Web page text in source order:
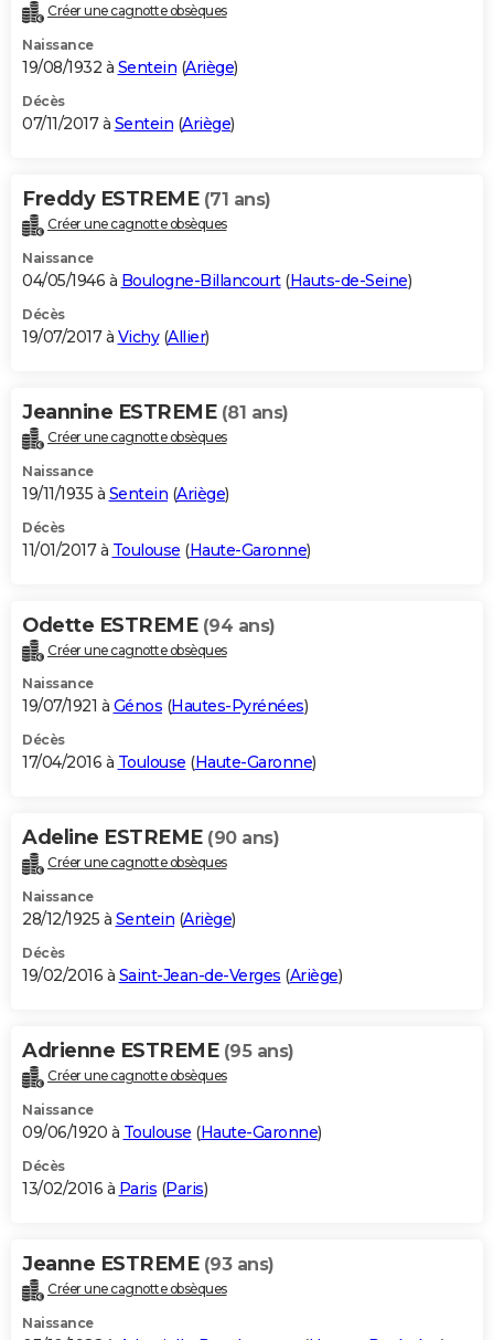
Créer une cagnotte obsèques
Naissance
19/08/1932 à Sentein (Ariège)
Décès
07/11/2017 à Sentein (Ariège)
Freddy ESTREME (71 ans)
Créer une cagnotte obsèques
Naissance
04/05/1946 à Boulogne-Billancourt(Hauts-de-Seine)
Décès
19/07/2017 à Vichy(Allier)
Jeannine ESTREME (81 ans)
Créer une cagnotte obsèques
Naissance
19/11/1935 à Sentein (Ariège)
Décès
11/01/2017 à Toulouse (Haute-Garonne)
Odette ESTREME (94 ans)
Créer une cagnotte obsèques
Naissance
19/07/1921 à Génos (Hautes-Pyrénées)
Décès
17/04/2016 à Toulouse (Haute-Garonne)
Adeline ESTREME (90 ans)
Créer une cagnotte obsèques
Naissance
28/12/1925 à Sentein (Ariège)
Décès
19/02/2016 à Saint-Jean-de-Verges (Ariège)
Adrienne ESTREME (95 ans)
Créer une cagnotte obsèques
Naissance
09/06/1920 à Toulouse (Haute-Garonne)
Décès
13/02/2016 à Paris (Paris)
Jeanne ESTREME (93 ans)
Créer une cagnotte obsèques
Naissance